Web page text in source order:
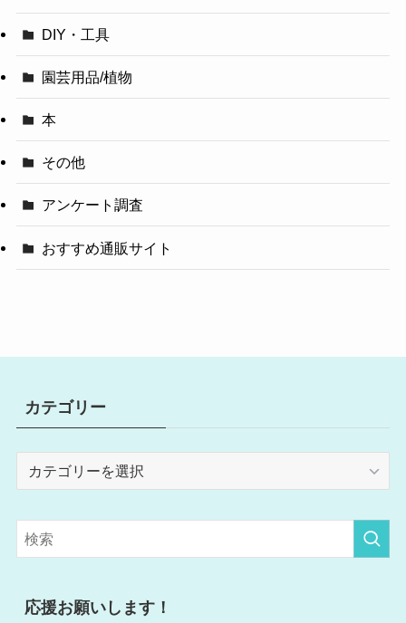
DIY・工具
園芸用品/植物
本
その他
アンケート調査
おすすめ通販サイト
カテゴリー
リ
応援お願いします！